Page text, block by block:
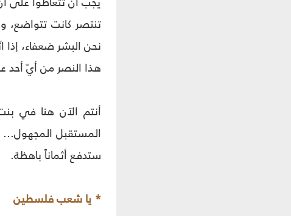
تنتصر كانت تتواضع،
نحن البشر ضعفاء، إذا
هذا النصر من أيّ
أنتم الآن هنا في
المستقبل المجهول...
ستدفع أثماناً باهظة.
* يا شعب فلسطين